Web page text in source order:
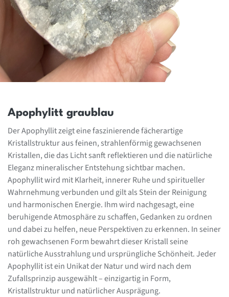
Apophylitt graublau
Der Apophyllit zeigt eine faszinierende fächerartige
Kristallstruktur aus feinen, strahlenförmig gewachsenen
Kristallen, die das Licht sanft reflektieren und die natürliche
Eleganz mineralischer Entstehung sichtbar machen.
Apophyllit wird mit Klarheit, innerer Ruhe und spiritueller
Wahrnehmung verbunden und gilt als Stein der Reinigung
und harmonischen Energie. Ihm wird nachgesagt, eine
beruhigende Atmosphäre zu schaffen, Gedanken zu ordnen
und dabei zu helfen, neue Perspektiven zu erkennen. In seiner
roh gewachsenen Form bewahrt dieser Kristall seine
natürliche Ausstrahlung und ursprüngliche Schönheit. Jeder
Apophyllit ist ein Unikat der Natur und wird nach dem
Zufallsprinzip ausgewählt – einzigartig in Form,
Kristallstruktur und natürlicher Ausprägung.